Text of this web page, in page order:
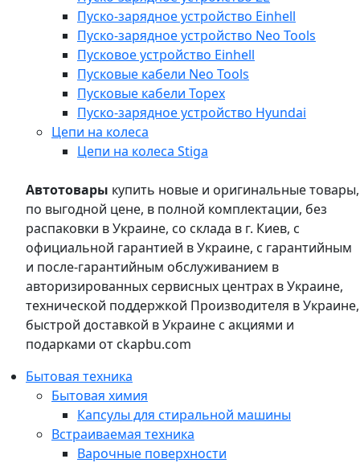
Пуско-зарядное устройство Einhell
Пуско-зарядное устройство Neo Tools
Пусковое устройство Einhell
Пусковые кабели Neo Tools
Пусковые кабели Topex
Пуско-зарядное устройство Hyundai
Цепи на колеса
Цепи на колеса Stiga
Автотовары купить новые и оригинальные товары,
по выгодной цене, в полной комплектации, без
распаковки в Украине, со склада в г. Киев, с
официальной гарантией в Украине, с гарантийным
и после-гарантийным обслуживанием в
авторизированных сервисных центрах в Украине,
технической поддержкой Производителя в Украине,
быстрой доставкой в Украине с акциями и
подарками от ckapbu.com
Бытовая техника
Бытовая химия
Капсулы для стиральной машины
Встраиваемая техника
Варочные поверхности